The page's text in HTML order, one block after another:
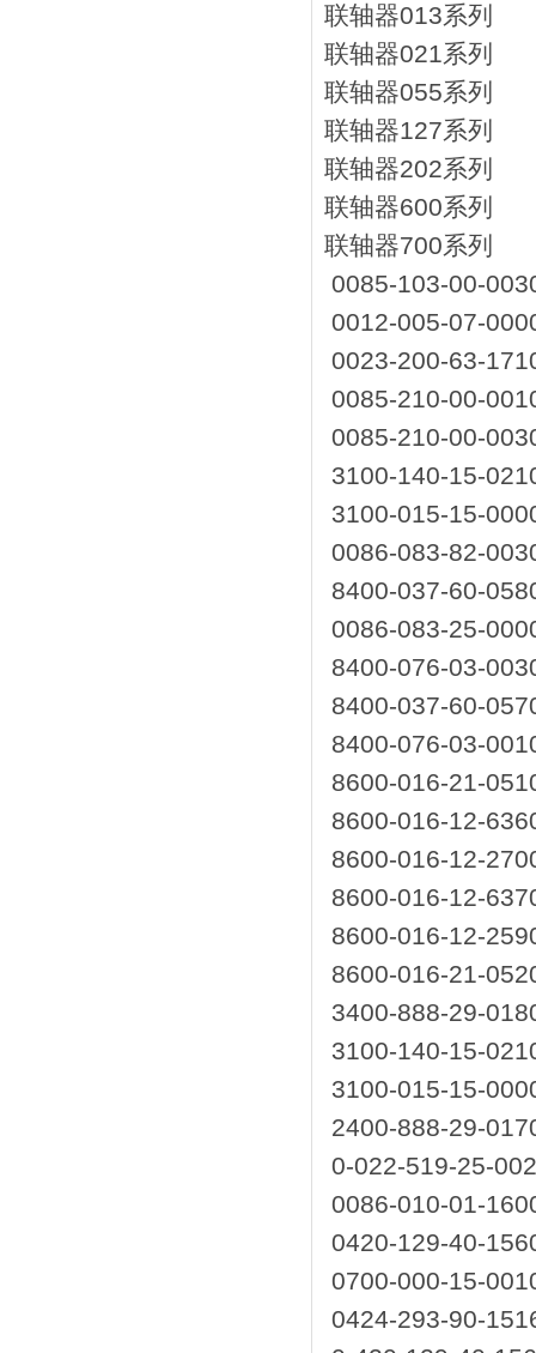
联轴器013系列
联轴器021系列
联轴器055系列
联轴器127系列
联轴器202系列
联轴器600系列
联轴器700系列
0085-103-00-
0012-005-07-
0023-200-63-
0085-210-00-
0085-210-00-
3100-140-15-
3100-015-15-
0086-083-82-
8400-037-60-
0086-083-25-
8400-076-03-
8400-037-60-
8400-076-03-
8600-016-21-
8600-016-12-
8600-016-12-
8600-016-12-
8600-016-12-
8600-016-21-
3400-888-29-
3100-140-15-
3100-015-15-
2400-888-29-
0-022-519-25-
0086-010-01-
0420-129-40-
0700-000-15-
0424-293-90-